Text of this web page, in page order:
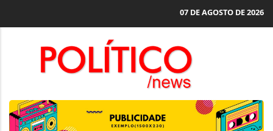
07 DE AGOSTO DE 2026